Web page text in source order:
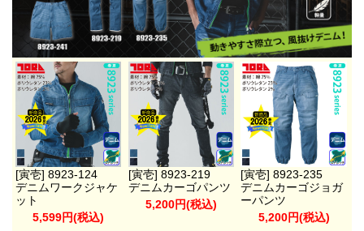
[寅壱] 8923-124
デニムワークジャケ
ット
5,599円(税込)
[寅壱] 8923-219
デニムカーゴパンツ
5,200円(税込)
[寅壱] 8923-235
デニムカーゴジョガ
ーパンツ
5,200円(税込)